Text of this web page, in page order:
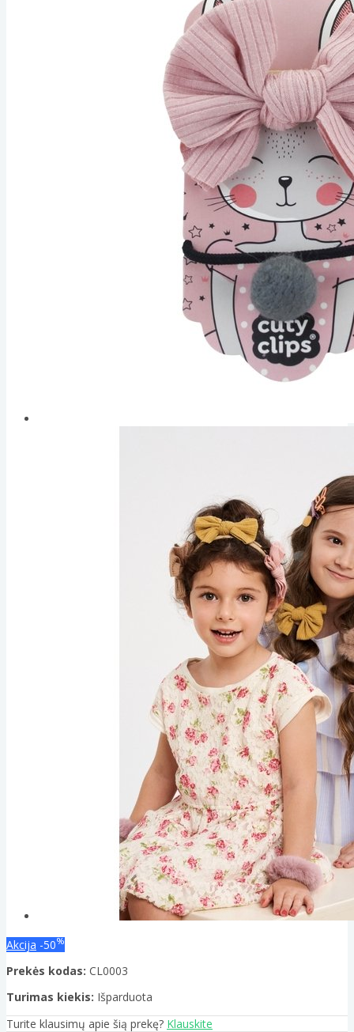
Akcija -50%
Prekės kodas: CL0003
Turimas kiekis: Išparduota
Turite klausimų apie šią prekę? Klauskite